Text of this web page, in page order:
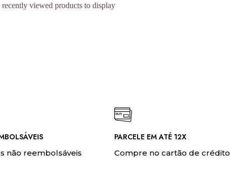
viewed products to display
não reembolsáveis
PARCELE EM ATÉ 12X
Compre no cartão de crédito